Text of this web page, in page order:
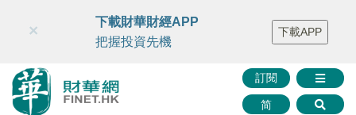
財華智庫網 FINTV FINMETA 財華證券 媒體矩陣
智庫沙龍
聯絡我們
訂閱
简
×
下載財華財經APP
把握投資先機
下載APP